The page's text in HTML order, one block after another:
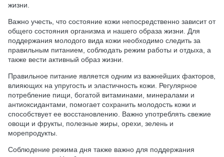
жизни.
Важно учесть, что состояние кожи непосредственно зависит от
общего состояния организма и нашего образа жизни. Для
поддержания молодого вида кожи необходимо следить за
правильным питанием, соблюдать режим работы и отдыха, а
также вести активный образ жизни.
Правильное питание является одним из важнейших факторов,
влияющих на упругость и эластичность кожи. Регулярное
потребление пищи, богатой витаминами, минералами и
антиоксидантами, помогает сохранить молодость кожи и
способствует ее восстановлению. Важно употреблять свежие
овощи и фрукты, полезные жиры, орехи, зелень и
морепродукты.
Соблюдение режима дня также важно для поддержания